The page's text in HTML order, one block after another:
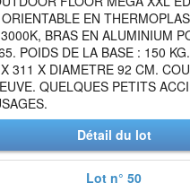
EN
BRAS EN ALUMINIUM
POIDS DE LA BASE : 150
311 X DIAMETRE 92 CM.
QUELQUES PETITS
Détail du lot
Lot n° 50